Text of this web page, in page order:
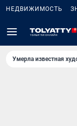
НЕДВИЖИМОСТЬ
Умерла известная